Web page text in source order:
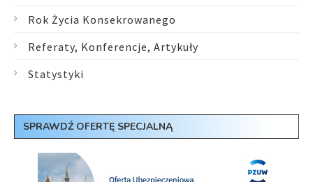
Rok Życia Konsekrowanego
Referaty, Konferencje, Artykuły
Statystyki
SPRAWDŹ OFERTĘ SPECJALNĄ